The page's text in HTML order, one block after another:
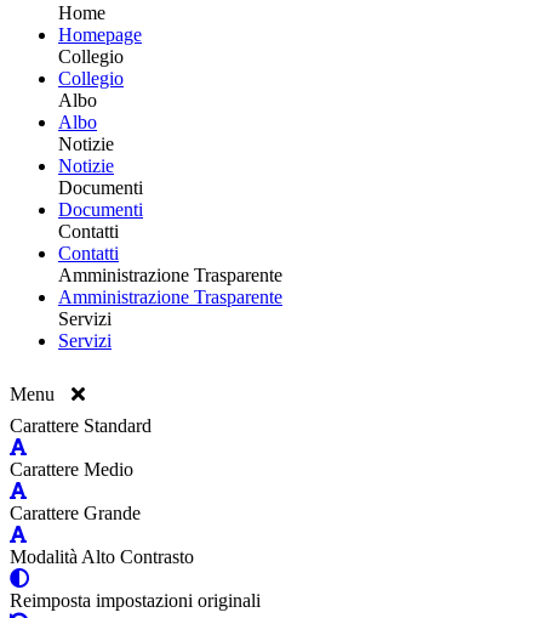
Home
Homepage
Collegio
Collegio
Albo
Albo
Notizie
Notizie
Documenti
Documenti
Contatti
Contatti
Amministrazione Trasparente
Amministrazione Trasparente
Servizi
Servizi
Menu
Carattere Standard
Carattere Medio
Carattere Grande
Modalità Alto Contrasto
Reimposta impostazioni originali